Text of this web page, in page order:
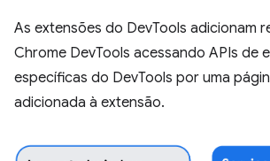
As extensões do DevTools adicionam
Chrome DevTools acessando APIs de
específicas do DevTools por uma
adicionada à extensão.